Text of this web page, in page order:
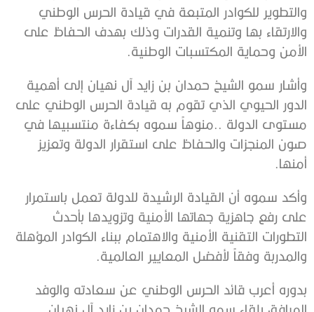
والتطوير للكوادر المتبعة في قيادة الحرس الوطني
والارتقاء بها وتنمية القدرات وذلك بهدف الحفاظ على
الأمن وحماية المكتسبات الوطنية.
وأشار سمو الشيخ حمدان بن زايد آل نهيان إلى أهمية
الدور الحيوي الذي تقوم به قيادة الحرس الوطني على
مستوى الدولة ..منوهاً سموه بكفاءة منتسبيها في
صون المنجزات والحفاظ على استقرار الدولة وتعزيز
أمنها.
وأكد سموه أن القيادة الرشيدة للدولة تعمل باستمرار
على رفع جاهزية جهاتها الأمنية وتزويدها بأحدث
التطورات التقنية الأمنية والاهتمام ببناء الكوادر المؤهلة
والمدربة وفقاً لأفضل المعايير العالمية.
بدوره أعرب قائد الحرس الوطني عن سعادته والوفد
المرافق بلقاء سمو الشيخ حمدان بن زايد آل نهيان